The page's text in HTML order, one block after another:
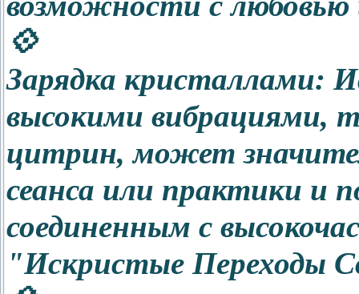
💠
Зарядка кристаллами:
высокими вибрациями,
цитрин, может
сеанса или практики и
соединенным с
"Искристые Переходы